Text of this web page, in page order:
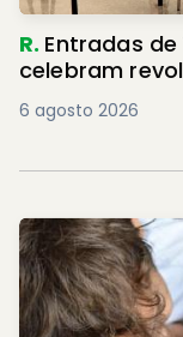
R. Entradas
celebram
6 agosto 2026